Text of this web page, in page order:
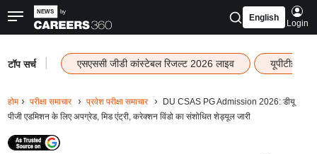
English
Login
टॉप सर्च एसएससी जीडी कांस्टेबल रिजल्ट 2026 लाइव यूपीटीईटी
होम परीक्षा समाचार प्रवेश परीक्षा समाचार
DU CSAS PG Admission 2026: डीयू
पीजी एडमिशन के लिए अपग्रेड, मिड एंट्री, करेक्शन विंडो का संशोधित शेड्यूल जारी